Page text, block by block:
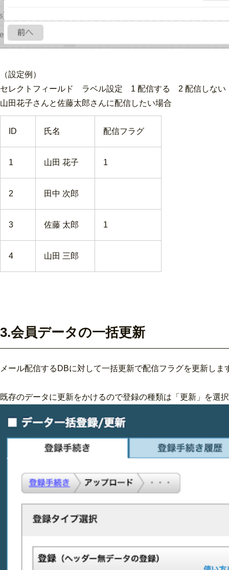
（設定例）
セレクトフィールド ラベル設定 1 配信する 2 配信しない
山田花子さんと佐藤太郎さんに配信したい場合
ID 氏名 配信フラグ
1 山田 花子 1
2 田中 次郎
3 佐藤 太郎 1
4 山田 三郎
3.会員データの一括更新
メール配信するDBに対して一括更新で配信フラグを更新し
既存のデータに更新をかけるので登録の種類は「更新」を選